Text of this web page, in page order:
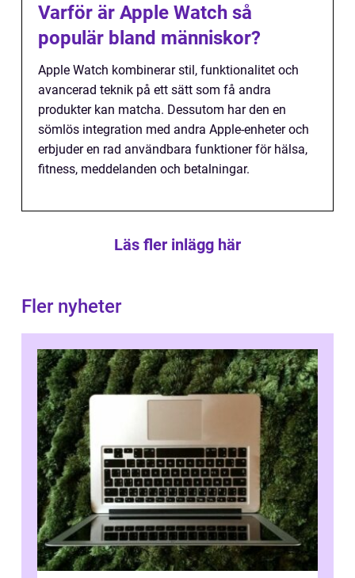
Varför är Apple Watch så
populär bland människor?
Apple Watch kombinerar stil, funktionalitet och
avancerad teknik på ett sätt som få andra
produkter kan matcha. Dessutom har den en
sömlös integration med andra Apple-enheter och
erbjuder en rad användbara funktioner för hälsa,
fitness, meddelanden och betalningar.
Läs fler inlägg här
Fler nyheter